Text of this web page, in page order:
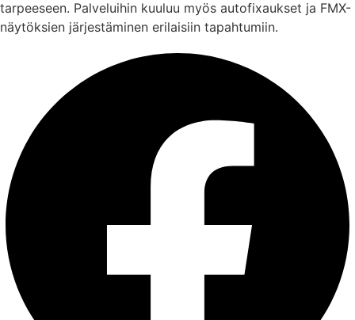
tarpeeseen. Palveluihin kuuluu myös autofixaukset ja FMX-
näytöksien järjestäminen erilaisiin tapahtumiin.